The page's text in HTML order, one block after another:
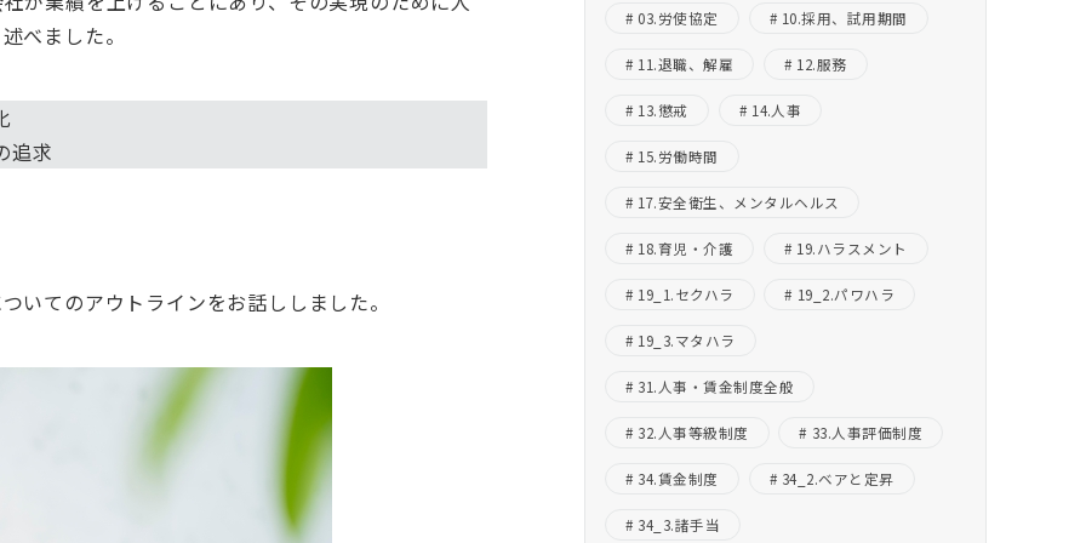
べました。
追求
いてのアウトラインをお話ししました。
03.労使協定 10.採用、試用期間
11.退職、解雇 12.服務
13.懲戒 14.人事
15.労働時間
17.安全衛生、メンタルヘルス
18.育児・介護 19.ハラスメント
19_1.セクハラ 19_2.パワハラ
19_3.マタハラ
31.人事・賃金制度全般
32.人事等級制度 33.人事評価制度
34.賃金制度 34_2.ベアと定昇
34_3.諸手当